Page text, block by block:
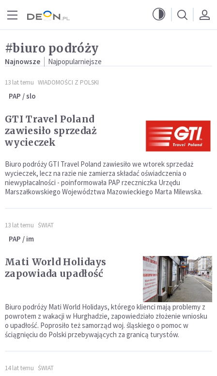
#biuro podróży
Najnowsze Najpopularniejsze
13 lat temu WIADOMOŚCI Z POLSKI
PAP / slo
GTI Travel Poland
zawiesiło sprzedaż
wycieczek
Biuro podróży GTI Travel Poland zawiesiło we wtorek sprzedaż
wycieczek, lecz na razie nie zamierza składać oświadczenia o
niewypłacalności - poinformowała PAP rzeczniczka Urzędu
Marszałkowskiego Województwa Mazowieckiego Marta Milewska.
13 lat temu ŚWIAT
PAP / im
Mati World Holidays
zapowiada upadłość
Biuro podróży Mati World Holidays, którego klienci mają problemy z
powrotem z wakacji w Hurghadzie, zapowiedziało złożenie wniosku
o upadłość. Poprosiło też samorząd woj. śląskiego o pomoc w
ściągnięciu do Polski przebywających za granicą turystów.
14 lat temu ŚWIAT